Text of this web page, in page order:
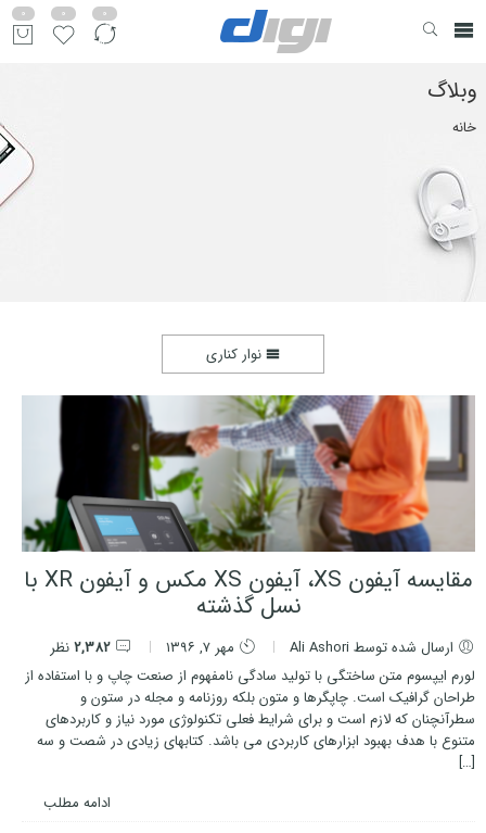
0
0
0
وبلاگ
خانه
نوار کناری
مقایسه آیفون XS، آیفون XS مکس و آیفون XR با
نسل گذشته
ارسال شده توسط Ali Ashori مهر ۷, ۱۳۹۶ 2,382نظر
لورم ایپسوم متن ساختگی با تولید سادگی نامفهوم از صنعت چاپ و با استفاده از
طراحان گرافیک است. چاپگرها و متون بلکه روزنامه و مجله در ستون و
سطرآنچنان که لازم است و برای شرایط فعلی تکنولوژی مورد نیاز و کاربردهای
متنوع با هدف بهبود ابزارهای کاربردی می باشد. کتابهای زیادی در شصت و سه
[…]
ادامه مطلب